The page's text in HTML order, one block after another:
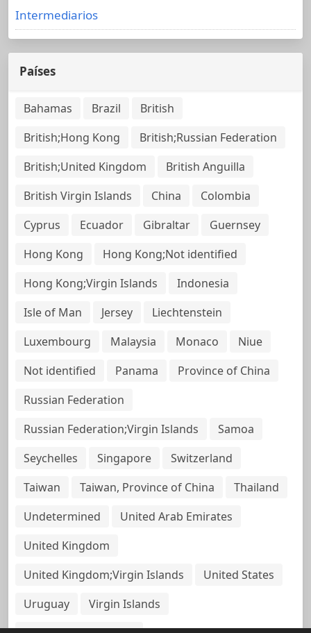
Intermediarios
Países
Bahamas Brazil
British
British;Hong Kong
British;Russian Federation
British;United Kingdom
British Anguilla
British Virgin Islands
China
Colombia
Cyprus
Ecuador Gibraltar
Guernsey
Hong Kong
Hong Kong;Not identified
Hong Kong;Virgin Islands
Indonesia
Isle of Man
Jersey
Liechtenstein
Luxembourg
Malaysia Monaco
Niue
Not identified
Panama
Province of China
Russian Federation
Russian Federation;Virgin Islands
Samoa
Seychelles
Singapore
Switzerland
Taiwan
Taiwan, Province of China
Thailand
Undetermined
United Arab Emirates
United Kingdom
United Kingdom;Virgin Islands
United States
Uruguay
Virgin Islands